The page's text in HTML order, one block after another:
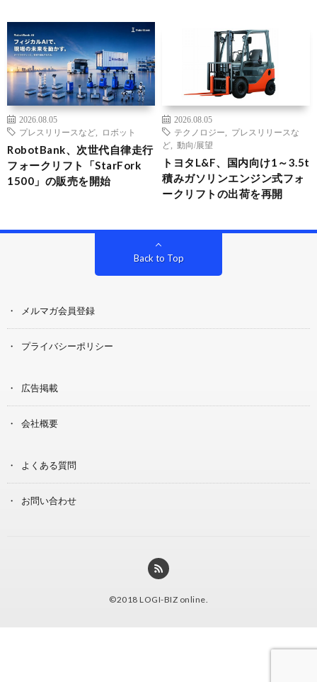
2026.08.05
プレスリリースなど
ロボット
RobotBank、次世代自律走行
フォークリフト「StarFork
1500」の販売を開始
2026.08.05
テクノロジー
プレスリリースな
ど
動向/展望
トヨタL&F、国内向け1～3.5t
積みガソリンエンジン式フォ
ークリフトの出荷を再開
Back to Top
メルマガ会員登録
プライバシーポリシー
広告掲載
会社概要
よくある質問
お問い合わせ
©2018 LOGI-BIZ online